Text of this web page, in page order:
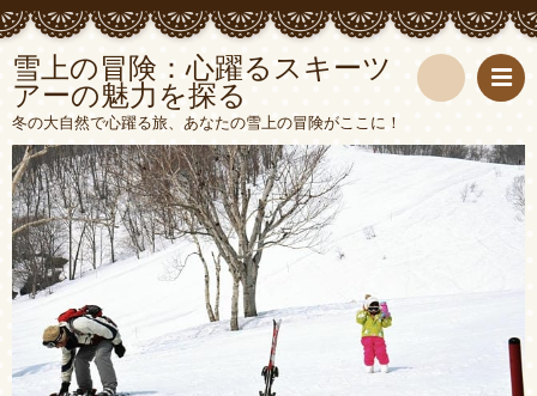
雪上の冒険：心躍るスキーツ
アーの魅力を探る
冬の大自然で心躍る旅、あなたの雪上の冒険がここに！